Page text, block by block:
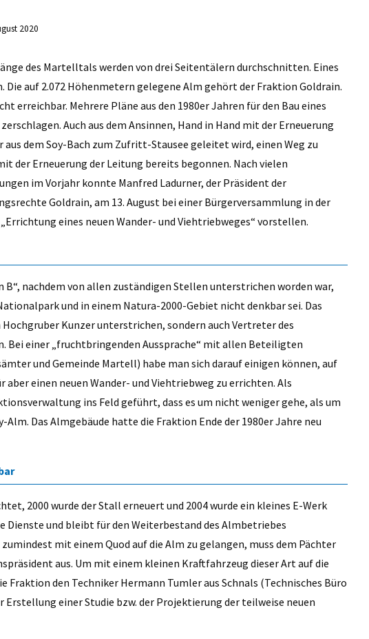
2020
des Martelltals werden von drei Seitentälern durchschnitten. Eines
Die auf 2.072 Höhenmetern gelegene Alm gehört der Fraktion Goldrain.
erreichbar. Mehrere Pläne aus den 1980er Jahren für den Bau eines
Auch aus dem Ansinnen, Hand in Hand mit der Erneuerung
dem Soy-Bach zum Zufritt-Stausee geleitet wird, einen Weg zu
der Erneuerung der Leitung bereits begonnen. Nach vielen
im Vorjahr konnte Manfred Ladurner, der Präsident der
Goldrain, am 13. August bei einer Bürgerversammlung in der
eines neuen Wander- und Viehtriebweges“ vorstellen.
B“, nachdem von allen zuständigen Stellen unterstrichen worden war,
und in einem Natura-2000-Gebiet nicht denkbar sei. Das
Kunzer unterstrichen, sondern auch Vertreter des
Bei einer „fruchtbringenden Aussprache“ mit allen Beteiligten
und Gemeinde Martell) habe man sich darauf einigen können, auf
einen neuen Wander- und Viehtriebweg zu errichten. Als
ins Feld geführt, dass es um nicht weniger gehe, als um
Das Almgebäude hatte die Fraktion Ende der 1980er Jahre neu
2000 wurde der Stall erneuert und 2004 wurde ein kleines E-Werk
Dienste und bleibt für den Weiterbestand des Almbetriebes
mit einem Quod auf die Alm zu gelangen, muss dem Pächter
aus. Um mit einem kleinen Kraftfahrzeug dieser Art auf die
Fraktion den Techniker Hermann Tumler aus Schnals (Technisches Büro
einer Studie bzw. der Projektierung der teilweise neuen